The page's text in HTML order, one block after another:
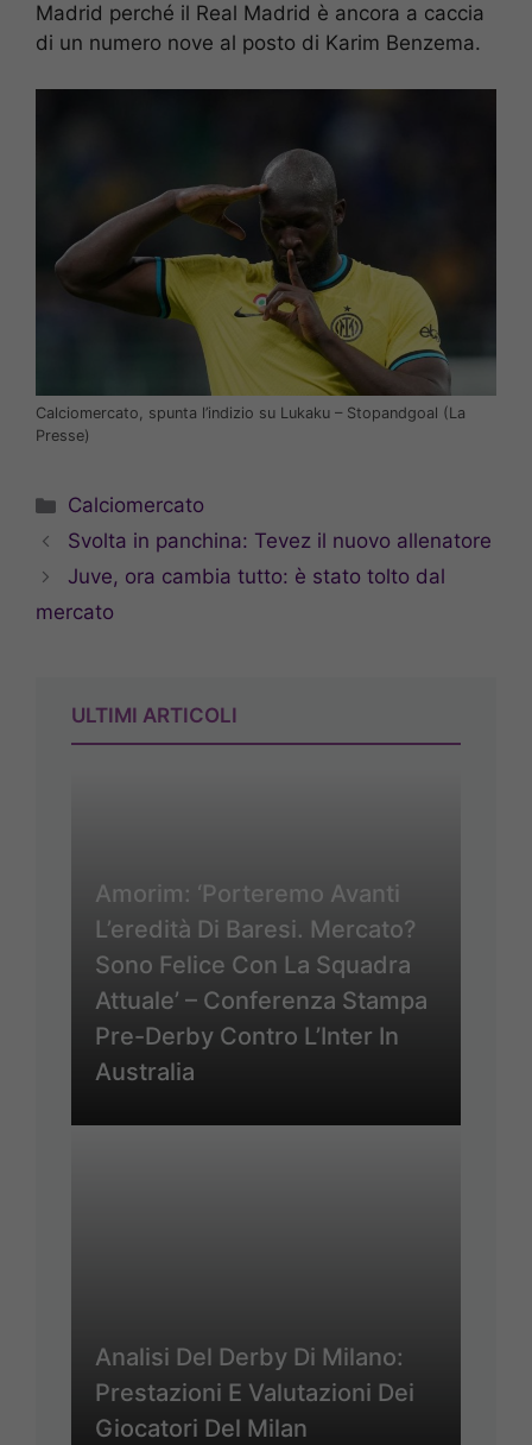
Madrid perché il Real Madrid è ancora a caccia
di un numero nove al posto di Karim Benzema.
Calciomercato, spunta l’indizio su Lukaku – Stopandgoal (La
Presse)
Categorie
Calciomercato
Svolta in panchina: Tevez il nuovo allenatore
Juve, ora cambia tutto: è stato tolto dal
mercato
ULTIMI ARTICOLI
Amorim: ‘Porteremo Avanti
L’eredità Di Baresi. Mercato?
Sono Felice Con La Squadra
Attuale’ – Conferenza Stampa
Pre-Derby Contro L’Inter In
Australia
Analisi Del Derby Di Milano:
Prestazioni E Valutazioni Dei
Giocatori Del Milan